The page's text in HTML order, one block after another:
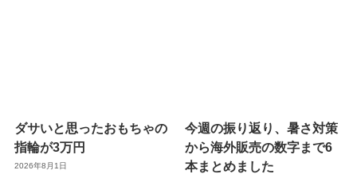
ダサいと思ったおもちゃの
指輪が3万円
2026年8月1日
今週の振り返り、暑さ対策
から海外販売の数字まで6
本まとめました